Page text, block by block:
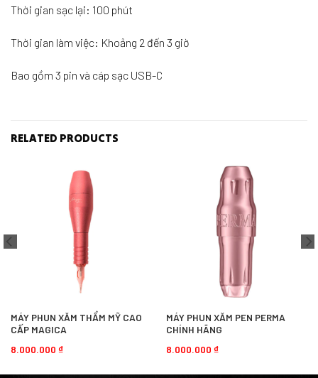
Thời gian sạc lại: 100 phút
Thời gian làm việc: Khoảng 2 đến 3 giờ
Bao gồm 3 pin và cáp sạc USB-C
RELATED PRODUCTS
MÁY PHUN XĂM THẨM MỸ CAO
CẤP MAGICA
8.000.000 ₫
MÁY PHUN XĂM PEN PERMA
CHÍNH HÃNG
8.000.000 ₫